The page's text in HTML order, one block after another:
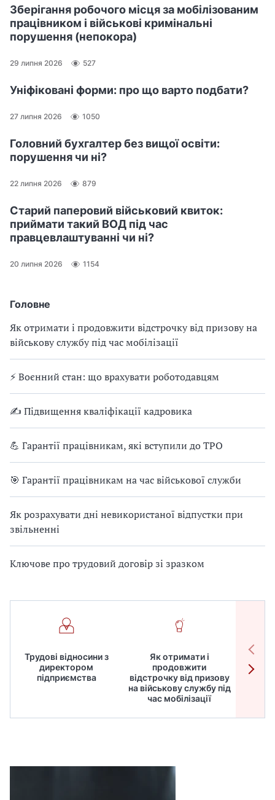
Головне
Як отримати і продовжити відстрочку від призову на
військову службу під час мобілізації
⚡ Воєнний стан: що врахувати роботодавцям
✍ Підвищення кваліфікації кадровика
💪 Гарантії працівникам, які вступили до ТРО
🎯 Гарантії працівникам на час військової служби
Як розрахувати дні невикористаної відпустки при
звільненні
Ключове про трудовий договір зі зразком
Трудові відносини з
директором
підприємства
Як отримати і
продовжити
відстрочку від призову
на військову службу під
час мобілізації
Зберігання робочого місця за мобілізованим
працівником і військові кримінальні
порушення (непокора)
29 липня 2026 527
Уніфіковані форми: про що варто подбати?
27 липня 2026 1050
Головний бухгалтер без вищої освіти:
порушення чи ні?
22 липня 2026 879
Старий паперовий військовий квиток:
приймати такий ВОД під час
правцевлаштуванні чи ні?
20 липня 2026 1154